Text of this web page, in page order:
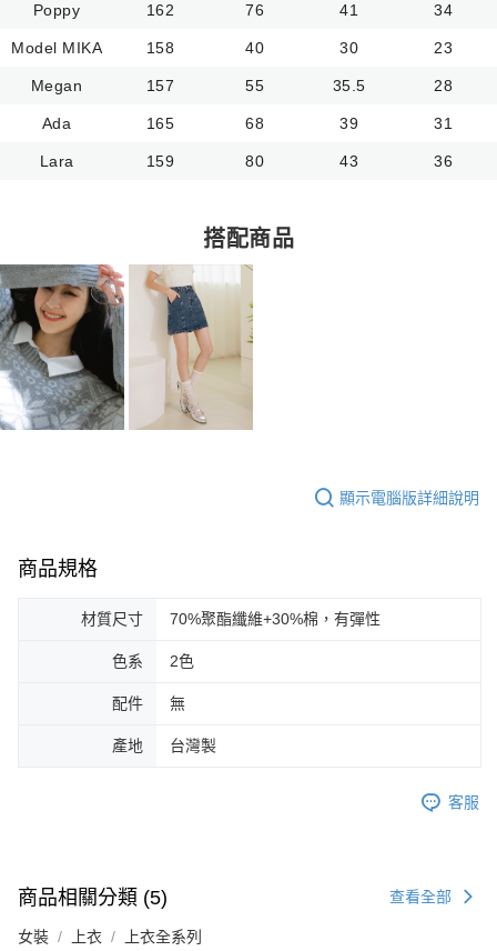
Poppy 162 76 41 34
Model MIKA 158 40 30 23
Megan 157 55 35.5 28
Ada 165 68 39 31
Lara 159 80 43 36
搭配商品
顯示電腦版詳細說明
商品規格
材質尺寸 70%聚酯纖維+30%棉，有彈性
色系 2色
配件 無
產地 台灣製
客服
商品相關分類 (5) 查看全部
女裝 上衣 上衣全系列